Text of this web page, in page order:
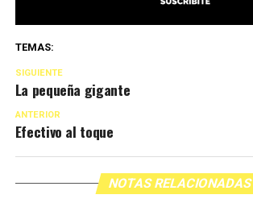
TEMAS:
SIGUIENTE
La pequeña gigante
ANTERIOR
Efectivo al toque
NOTAS RELACIONADAS